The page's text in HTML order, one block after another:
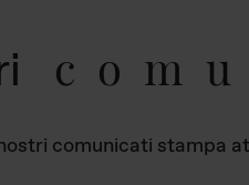
comunicati stampa